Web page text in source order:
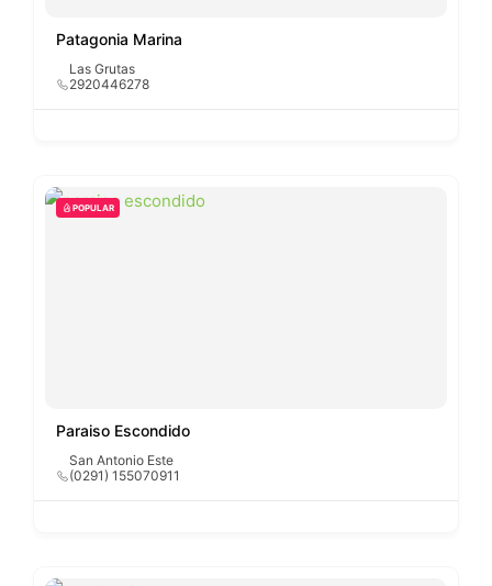
Patagonia Marina
Las Grutas
2920446278
POPULAR
Paraiso Escondido
San Antonio Este
(0291) 155070911